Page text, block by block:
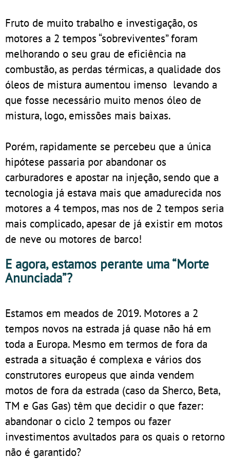
Fruto de muito trabalho e investigação, os
motores a 2 tempos “sobreviventes” foram
melhorando o seu grau de eficiência na
combustão, as perdas térmicas, a qualidade dos
óleos de mistura aumentou imenso levando a
que fosse necessário muito menos óleo de
mistura, logo, emissões mais baixas.
Porém, rapidamente se percebeu que a única
hipótese passaria por abandonar os
carburadores e apostar na injeção, sendo que a
tecnologia já estava mais que amadurecida nos
motores a 4 tempos, mas nos de 2 tempos seria
mais complicado, apesar de já existir em motos
de neve ou motores de barco!
E agora, estamos perante uma “Morte
Anunciada”?
Estamos em meados de 2019. Motores a 2
tempos novos na estrada já quase não há em
toda a Europa. Mesmo em termos de fora da
estrada a situação é complexa e vários dos
construtores europeus que ainda vendem
motos de fora da estrada (caso da Sherco, Beta,
TM e Gas Gas) têm que decidir o que fazer:
abandonar o ciclo 2 tempos ou fazer
investimentos avultados para os quais o retorno
não é garantido?